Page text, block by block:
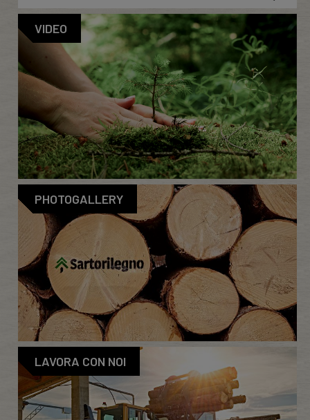
VIDEO
PHOTOGALLERY
LAVORA CON NOI